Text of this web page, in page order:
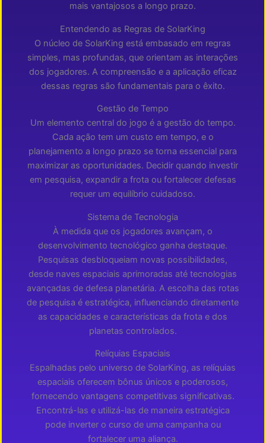
mais vantajosos a longo prazo.
Entendendo as Regras de SolarKing
O núcleo de SolarKing está embasado em regras
simples, mas profundas, que orientam as interações
dos jogadores. A compreensão e a aplicação eficaz
dessas regras são fundamentais para o êxito.
Gestão de Tempo
Um elemento central do jogo é a gestão do tempo.
Cada ação tem um custo em tempo, e o
planejamento a longo prazo se torna essencial para
maximizar as oportunidades. Decidir quando investir
em pesquisa, expandir a frota ou fortalecer defesas
requer um equilíbrio cuidadoso.
Sistema de Tecnologia
À medida que os jogadores avançam, o
desenvolvimento tecnológico ganha destaque.
Pesquisas desbloqueiam novas possibilidades,
desde naves espaciais aprimoradas até tecnologias
avançadas de defesa planetária. A escolha das rotas
de pesquisa é estratégica, influenciando diretamente
as capacidades e características da frota e dos
planetas controlados.
Relíquias Espaciais
Espalhadas pelo universo de SolarKing, as relíquias
espaciais oferecem bônus únicos e poderosos,
fornecendo vantagens competitivas significativas.
Encontrá-las e utilizá-las de maneira estratégica
pode inverter o curso de uma campanha ou
fortalecer uma aliança.